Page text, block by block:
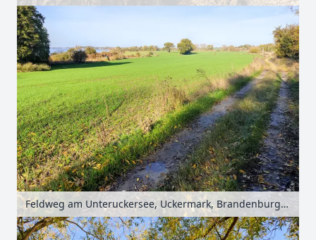
Feldweg am Unteruckersee, Uckermark, Brandenburg, Deutschland